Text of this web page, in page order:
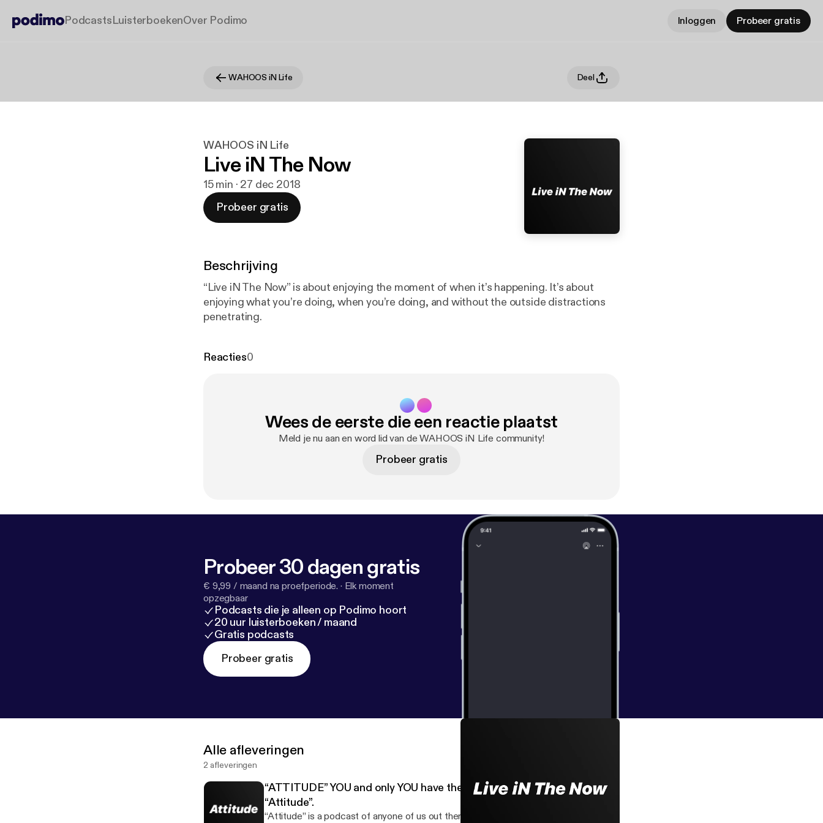
PodcastsLuisterboekenOver Podimo Inloggen Probeer gratis
WAHOOS iN Life Deel
WAHOOS iN Life
Live iN The Now
15 min · 27 dec 2018
Probeer gratis
Beschrijving
“Live iN The Now” is about enjoying the moment of when it’s happening. It’s about
enjoying what you’re doing, when you’re doing, and without the outside distractions
penetrating.
Reacties0
Wees de eerste die een reactie plaatst
Meld je nu aan en word lid van de WAHOOS iN Life community!
Probeer gratis
Probeer 30 dagen gratis
€ 9,99 / maand na proefperiode. · Elk moment
opzegbaar
Podcasts die je alleen op Podimo hoort
20 uur luisterboeken / maand
Gratis podcasts
Probeer gratis
Alle afleveringen
2 afleveringen
“ATTITUDE” YOU and only YOU have the power over your own
“Attitude”.
“Attitude” is a podcast of anyone of us out there being conscious of responding to